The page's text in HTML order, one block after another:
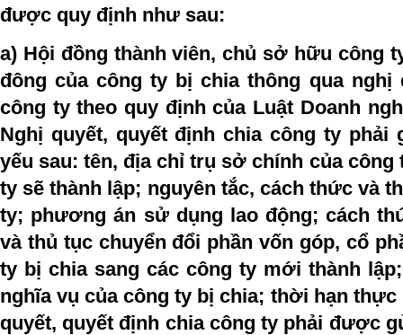
được quy định như sau:
a) Hội đồng thành viên, chủ sở hữu công
đông của công ty bị chia thông qua nghị
công ty theo quy định của Luật Doanh
Nghị quyết, quyết định chia công ty phải
yếu sau: tên, địa chỉ trụ sở chính của công
ty sẽ thành lập; nguyên tắc, cách thức và
ty; phương án sử dụng lao động; cách
và thủ tục chuyển đổi phần vốn góp, cổ
ty bị chia sang các công ty mới thành
nghĩa vụ của công ty bị chia; thời hạn thực
quyết, quyết định chia công ty phải được